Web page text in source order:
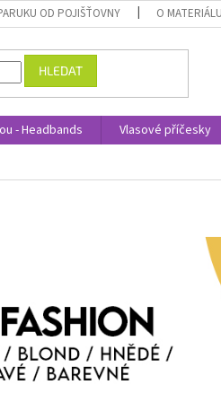
OD POJIŠŤOVNY O MATERIÁLU
HLEDAT
- Headbands Vlasové příčesky